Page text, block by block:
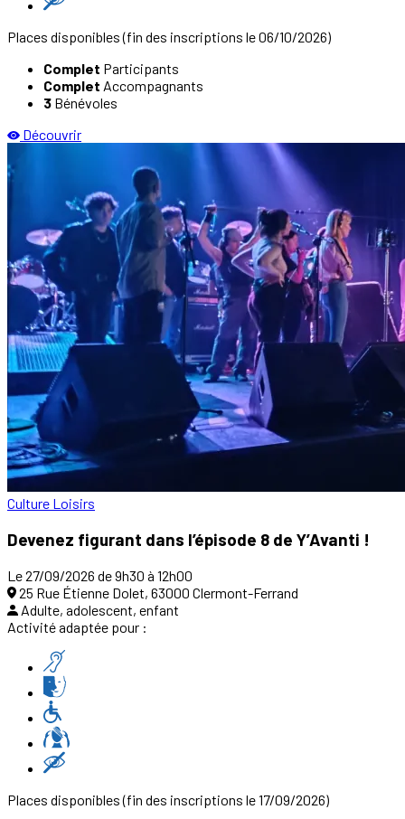
Places disponibles(fin des inscriptions le 06/10/2026)
Complet Participants
Complet Accompagnants
3 Bénévoles
Découvrir
Culture Loisirs
Devenez figurant dans l’épisode 8 de Y’Avanti !
Le 27/09/2026 de 9h30 à 12h00
25 Rue Étienne Dolet, 63000 Clermont-Ferrand
Adulte, adolescent, enfant
Activité adaptée pour :
Places disponibles(fin des inscriptions le 17/09/2026)